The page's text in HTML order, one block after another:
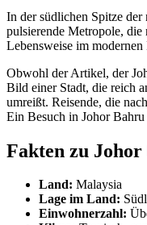
In der südlichen Spitze
pulsierende Metropole,
Lebensweise im modernen
Obwohl der Artikel, der
Bild einer Stadt, die reich
umreißt. Reisende, die
Ein Besuch in Johor
Fakten zu
Land: Malaysia
Lage im Land:
Einwohnerzahl: